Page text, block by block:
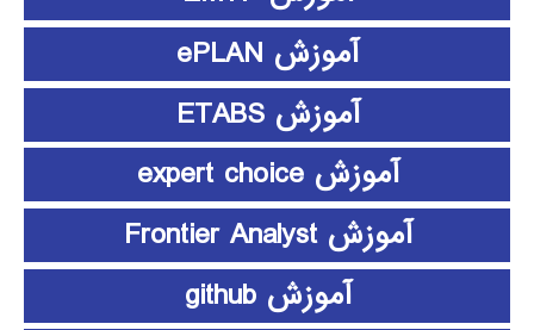
آموزش ePLAN
آموزش ETABS
آموزش expert choice
آموزش Frontier Analyst
آموزش github